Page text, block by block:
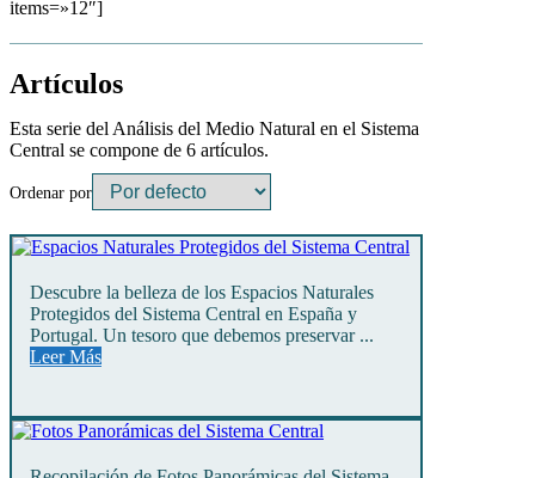
items=»12″]
Artículos
Esta serie del Análisis del Medio Natural en el Sistema
Central se compone de 6 artículos.
Ordenar por
Descubre la belleza de los Espacios Naturales
Protegidos del Sistema Central en España y
Portugal. Un tesoro que debemos preservar ...
Leer Más